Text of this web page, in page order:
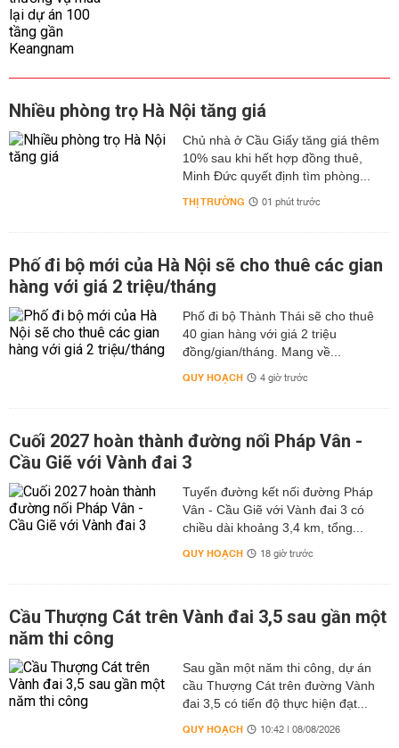
Nhiều phòng trọ Hà Nội tăng giá
Chủ nhà ở Cầu Giấy tăng giá thêm
10% sau khi hết hợp đồng thuê,
Minh Đức quyết định tìm phòng...
THỊ TRƯỜNG 01 phút trước
Phố đi bộ mới của Hà Nội sẽ cho thuê các gian
hàng với giá 2 triệu/tháng
Phố đi bộ Thành Thái sẽ cho thuê
40 gian hàng với giá 2 triệu
đồng/gian/tháng. Mang về...
QUY HOẠCH 4 giờ trước
Cuối 2027 hoàn thành đường nối Pháp Vân -
Cầu Giẽ với Vành đai 3
Tuyến đường kết nối đường Pháp
Vân - Cầu Giẽ với Vành đai 3 có
chiều dài khoảng 3,4 km, tổng...
QUY HOẠCH 18 giờ trước
Cầu Thượng Cát trên Vành đai 3,5 sau gần một
năm thi công
Sau gần một năm thi công, dự án
cầu Thượng Cát trên đường Vành
đai 3,5 có tiến độ thực hiện đạt...
QUY HOẠCH 10:42 | 08/08/2026